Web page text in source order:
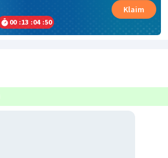
00 :13 :04 :50
Klaim